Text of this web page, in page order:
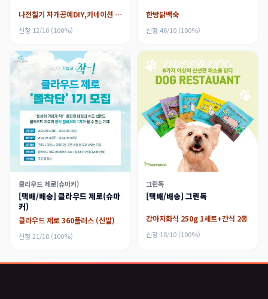
나전칠기 자개공예DIY,카네이션 자개거울,연꽃키링,연꽃자개그립
신청 12/10 (100%)
한방닭백숙
신청 46/10 (100%)
클라우드 제로(슈마커)
[택배/배송] 클라우드 제로(슈마
커)
클라우드 제로 360플러스 (신발)
신청 21/10 (100%)
그린독
[택배/배송] 그린독
강아지화식 250g 1세트+간식 2종
신청 18/10 (100%)